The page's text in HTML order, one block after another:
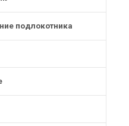
подлокотника